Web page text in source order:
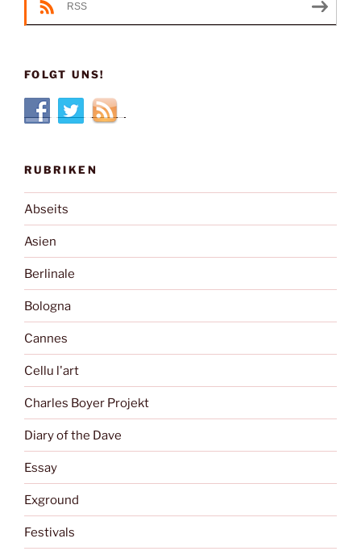
RSS
FOLGT UNS!
RUBRIKEN
Abseits
Asien
Berlinale
Bologna
Cannes
Cellu l'art
Charles Boyer Projekt
Diary of the Dave
Essay
Exground
Festivals